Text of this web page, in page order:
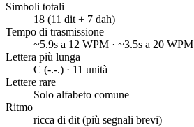
Simboli totali
18 (11 dit + 7 dah)
Tempo di trasmissione
~5.9s a 12 WPM · ~3.5s a 20 WPM
Lettera più lunga
C (-.-.) · 11 unità
Lettere rare
Solo alfabeto comune
Ritmo
ricca di dit (più segnali brevi)